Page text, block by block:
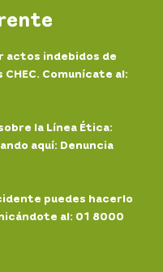
actos indebidos de
Comunícate al:
la Línea Ética:
aquí: Denuncia
puedes hacerlo
al: 01 8000